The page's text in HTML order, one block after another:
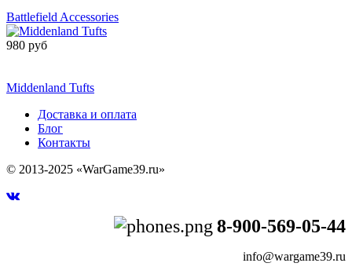
Battlefield Accessories
980 руб
Middenland Tufts
Доставка и оплата
Блог
Контакты
© 2013-2025 «WarGame39.ru»
8-900-569-05-44
info@wargame39.ru